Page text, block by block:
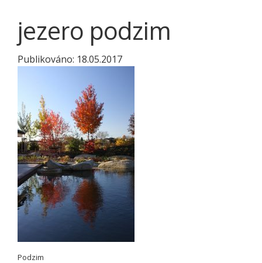
jezero podzim
Publikováno: 18.05.2017
Podzim